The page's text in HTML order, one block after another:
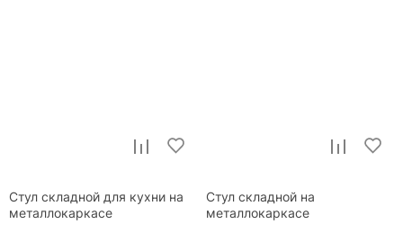
Стул складной для кухни на
металлокаркасе
Стул складной на
металлокаркасе